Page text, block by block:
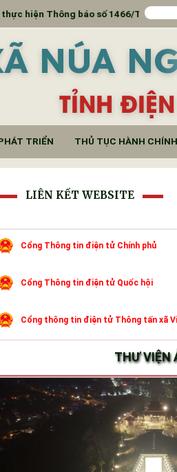
Thông báo số 1466/TB-SKHCN
NÚA
TỈNH
TRIỂN THỦ TỤC HÀNH CHÍNH
LIÊN KẾT WEBSITE
Cổng Thông tin điện tử Chính phủ
Cổng Thông tin điện tử Quốc hội
Cổng thông tin điện tử Thông tấn xã
THƯ VIỆN